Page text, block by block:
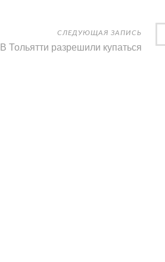
СЛЕДУЮЩАЯ ЗАПИСЬ
В Тольятти разрешили купаться